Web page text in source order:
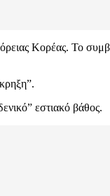
Κορέας. Το
εστιακό βάθος.